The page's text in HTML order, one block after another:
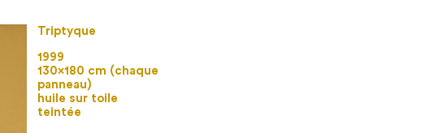
Triptyque
1999
130×180 cm (chaque
panneau)
huile sur toile
teintée